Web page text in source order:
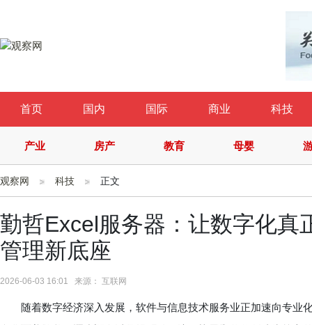
首页 国内 国际 商业 科技
产业 房产 教育 母婴
观察网 科技 正文
勤哲Excel服务器：让数字化真
管理新底座
2026-06-03 16:01 来源： 互联网
随着数字经济深入发展，软件与信息技术服务业正加速向专业